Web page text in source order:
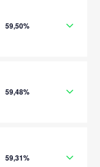
59,50%
59,48%
59,31%